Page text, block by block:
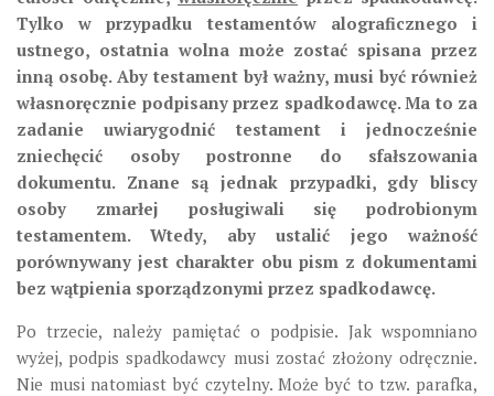
Tylko w przypadku testamentów alograficznego i
ustnego, ostatnia wolna może zostać spisana przez
inną osobę. Aby testament był ważny, musi być również
własnoręcznie podpisany przez spadkodawcę. Ma to za
zadanie uwiarygodnić testament i jednocześnie
zniechęcić osoby postronne do sfałszowania
dokumentu. Znane są jednak przypadki, gdy bliscy
osoby zmarłej posługiwali się podrobionym
testamentem. Wtedy, aby ustalić jego ważność
porównywany jest charakter obu pism z dokumentami
bez wątpienia sporządzonymi przez spadkodawcę.
Po trzecie, należy pamiętać o podpisie. Jak wspomniano
wyżej, podpis spadkodawcy musi zostać złożony odręcznie.
Nie musi natomiast być czytelny. Może być to tzw. parafka,